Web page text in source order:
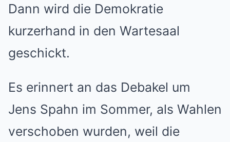
Dann wird die Demokratie
kurzerhand in den Wartesaal
geschickt.
Es erinnert an das Debakel um
Jens Spahn im Sommer, als Wahlen
verschoben wurden, weil die